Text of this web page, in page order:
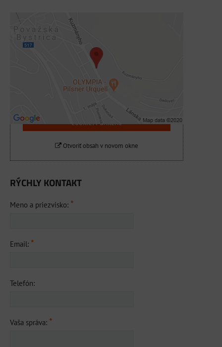
Externý obsah je blokovaný Voľbami
súkromia
Prajete si načítať externý obsah?
Povoliť tentokrát
Povoliť a zapamätať - súhlas s druhom
cookie: Funkčné
Otvoriť obsah v novom okne
RÝCHLY KONTAKT
Meno a priezvisko: *
Email: *
Telefón:
Vaša správa: *